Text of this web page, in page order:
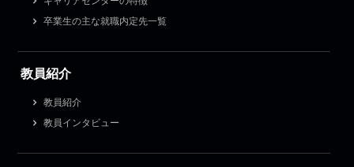
卒業生の主な就職内定先一覧
教員紹介
教員紹介
教員インタビュー